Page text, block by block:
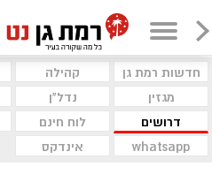
חדשות רמת גן קהילה
מגזין
נדל"ן
דרושים
לוח חינם
whatsapp
אינדקס